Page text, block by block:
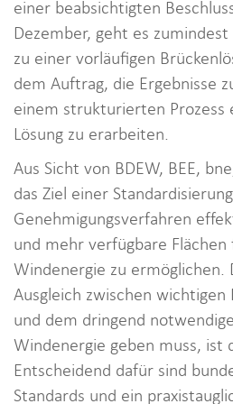
einer beabsichtigten
Dezember, geht es
zu einer vorläufigen
dem Auftrag, die Ergebnisse
einem strukturierten Prozess
Lösung zu erarbeiten.
Aus Sicht von BDEW, BEE,
das Ziel einer
Genehmigungsverfahren
und mehr verfügbare
Windenergie zu ermöglichen.
Ausgleich zwischen
und dem dringend
Windenergie geben muss, ist
Entscheidend dafür sind
Standards und ein